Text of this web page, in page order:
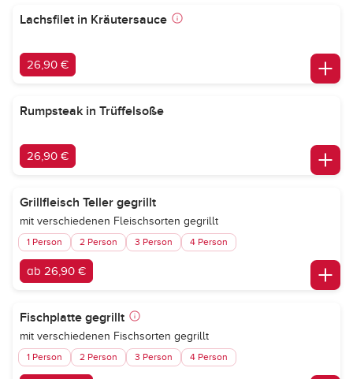
Lachsfilet in Kräutersauce
26,90 €
Rumpsteak in Trüffelsoße
26,90 €
Grillfleisch Teller gegrillt
mit verschiedenen Fleischsorten gegrillt
1 Person 2 Person 3 Person 4 Person
ab 26,90 €
Fischplatte gegrillt
mit verschiedenen Fischsorten gegrillt
1 Person 2 Person 3 Person 4 Person